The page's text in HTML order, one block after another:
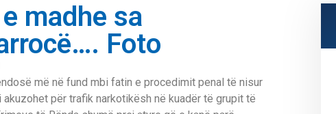
madhe sa
Foto
më në fund mbi fatin e procedimit penal të nisur
për trafik narkotikësh në kuadër të grupit të